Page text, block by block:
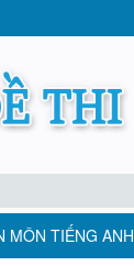
TIẾNG